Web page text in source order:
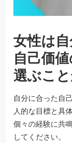
女性は
自己価
選ぶこ
自分に合った自
人的な目標と具
個々の経験に共
してください。